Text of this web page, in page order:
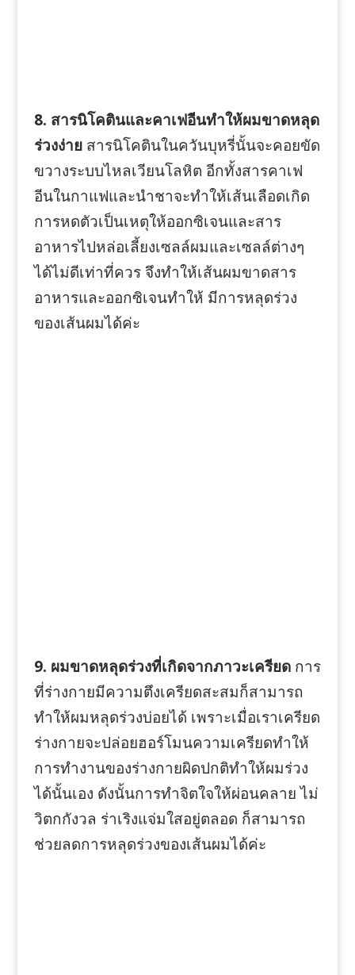
8. สารนิโคตินและคาเฟอีนทำให้ผมขาดหลุด
ร่วงง่าย สารนิโคตินในควันบุหรี่นั้นจะคอยขัด
ขวางระบบไหลเวียนโลหิต อีกทั้งสารคาเฟ
อีนในกาแฟและนำชาจะทำให้เส้นเลือดเกิด
การหดตัวเป็นเหตุให้ออกซิเจนและสาร
อาหารไปหล่อเลี้ยงเซลล์ผมและเซลล์ต่างๆ
ได้ไม่ดีเท่าที่ควร จึงทำให้เส้นผมขาดสาร
อาหารและออกซิเจนทำให้ มีการหลุดร่วง
ของเส้นผมได้ค่ะ
9. ผมขาดหลุดร่วงที่เกิดจากภาวะเครียด การ
ที่ร่างกายมีความตึงเครียดสะสมก็สามารถ
ทำให้ผมหลุดร่วงบ่อยได้ เพราะเมื่อเราเครียด
ร่างกายจะปล่อยฮอร์โมนความเครียดทำให้
การทำงานของร่างกายผิดปกติทำให้ผมร่วง
ได้นั้นเอง ดังนั้นการทำจิตใจให้ผ่อนคลาย ไม่
วิตกกังวล ร่าเริงแจ่มใสอยู่ตลอด ก็สามารถ
ช่วยลดการหลุดร่วงของเส้นผมได้ค่ะ